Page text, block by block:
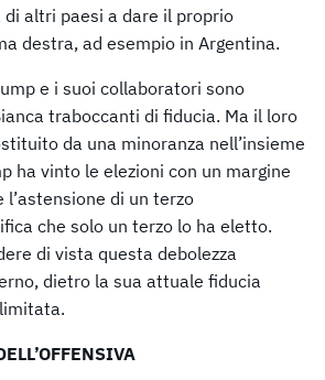
di altri paesi a dare il proprio
destra, ad esempio in Argentina.
e i suoi collaboratori sono
traboccanti di fiducia. Ma il loro
da una minoranza nell’insieme
ha vinto le elezioni con un margine
l’astensione di un terzo
che solo un terzo lo ha eletto.
di vista questa debolezza
dietro la sua attuale fiducia